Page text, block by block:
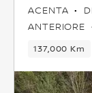
ACENTA
ANTERIORE
137,000 Km